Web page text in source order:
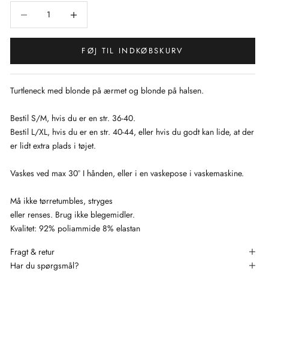
FØJ TIL INDKØBSKURV
Turtleneck med blonde på ærmet og blonde på halsen.
Bestil S/M, hvis du er en str. 36-40.
Bestil L/XL, hvis du er en str. 40-44, eller hvis du godt kan lide, at der
er lidt extra plads i tøjet.
Vaskes ved max 30° I hånden, eller i en vaskepose i vaskemaskine.
Må ikke tørretumbles, stryges
eller renses. Brug ikke blegemidler.
Kvalitet: 92% poliammide 8% elastan
Fragt & retur
Har du spørgsmål?